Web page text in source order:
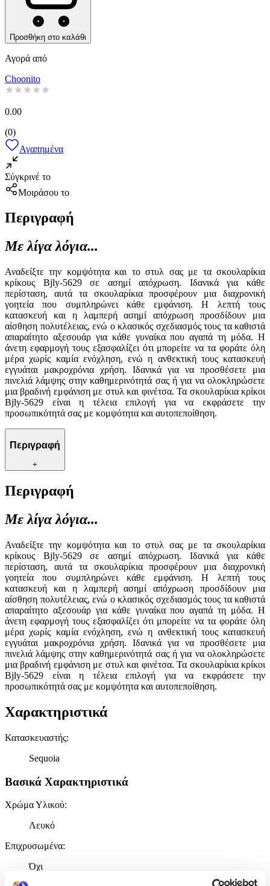
Προσθήκη στο καλάθι
Αγορά από
Choonito
0.00
(0)
Αγαπημένα
Σύγκρινέ το
Μοιράσου το
Περιγραφή
Με λίγα λόγια...
Αναδείξτε την κομψότητα και το στυλ σας με τα σκουλαρίκια
κρίκους Bjly-5629 σε ασημί απόχρωση. Ιδανικά για κάθε
περίσταση, αυτά τα σκουλαρίκια προσφέρουν μια διαχρονική
γοητεία που συμπληρώνει κάθε εμφάνιση. Η λεπτή τους
κατασκευή και η λαμπερή ασημί απόχρωση προσδίδουν μια
αίσθηση πολυτέλειας, ενώ ο κλασικός σχεδιασμός τους τα καθιστά
απαραίτητο αξεσουάρ για κάθε γυναίκα που αγαπά τη μόδα. Η
άνετη εφαρμογή τους εξασφαλίζει ότι μπορείτε να τα φοράτε όλη
μέρα χωρίς καμία ενόχληση, ενώ η ανθεκτική τους κατασκευή
εγγυάται μακροχρόνια χρήση. Ιδανικά για να προσθέσετε μια
πινελιά λάμψης στην καθημερινότητά σας ή για να ολοκληρώσετε
μια βραδινή εμφάνιση με στυλ και φινέτσα. Τα σκουλαρίκια κρίκοι
Bjly-5629 είναι η τέλεια επιλογή για να εκφράσετε την
προσωπικότητά σας με κομψότητα και αυτοπεποίθηση.
Περιγραφή
+
Περιγραφή
Με λίγα λόγια...
Αναδείξτε την κομψότητα και το στυλ σας με τα σκουλαρίκια
κρίκους Bjly-5629 σε ασημί απόχρωση. Ιδανικά για κάθε
περίσταση, αυτά τα σκουλαρίκια προσφέρουν μια διαχρονική
γοητεία που συμπληρώνει κάθε εμφάνιση. Η λεπτή τους
κατασκευή και η λαμπερή ασημί απόχρωση προσδίδουν μια
αίσθηση πολυτέλειας, ενώ ο κλασικός σχεδιασμός τους τα καθιστά
απαραίτητο αξεσουάρ για κάθε γυναίκα που αγαπά τη μόδα. Η
άνετη εφαρμογή τους εξασφαλίζει ότι μπορείτε να τα φοράτε όλη
μέρα χωρίς καμία ενόχληση, ενώ η ανθεκτική τους κατασκευή
εγγυάται μακροχρόνια χρήση. Ιδανικά για να προσθέσετε μια
πινελιά λάμψης στην καθημερινότητά σας ή για να ολοκληρώσετε
μια βραδινή εμφάνιση με στυλ και φινέτσα. Τα σκουλαρίκια κρίκοι
Bjly-5629 είναι η τέλεια επιλογή για να εκφράσετε την
προσωπικότητά σας με κομψότητα και αυτοπεποίθηση.
Χαρακτηριστικά
Κατασκευαστής:
Sequoia
Βασικά Χαρακτηριστικά
Χρώμα Υλικού:
Λευκό
Επιχρυσωμένα:
Όχι